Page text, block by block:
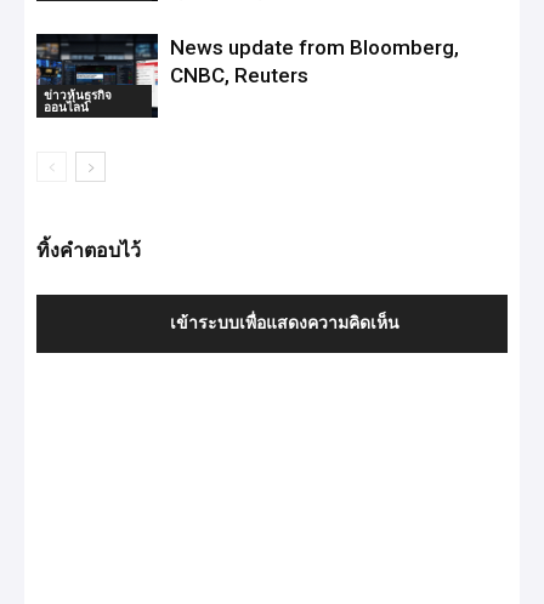
ข่าวหุ้นธุรกิจ
ออนไลน์
News update from Bloomberg,
CNBC, Reuters
ทิ้งคำตอบไว้
เข้าระบบเพื่อแสดงความคิดเห็น